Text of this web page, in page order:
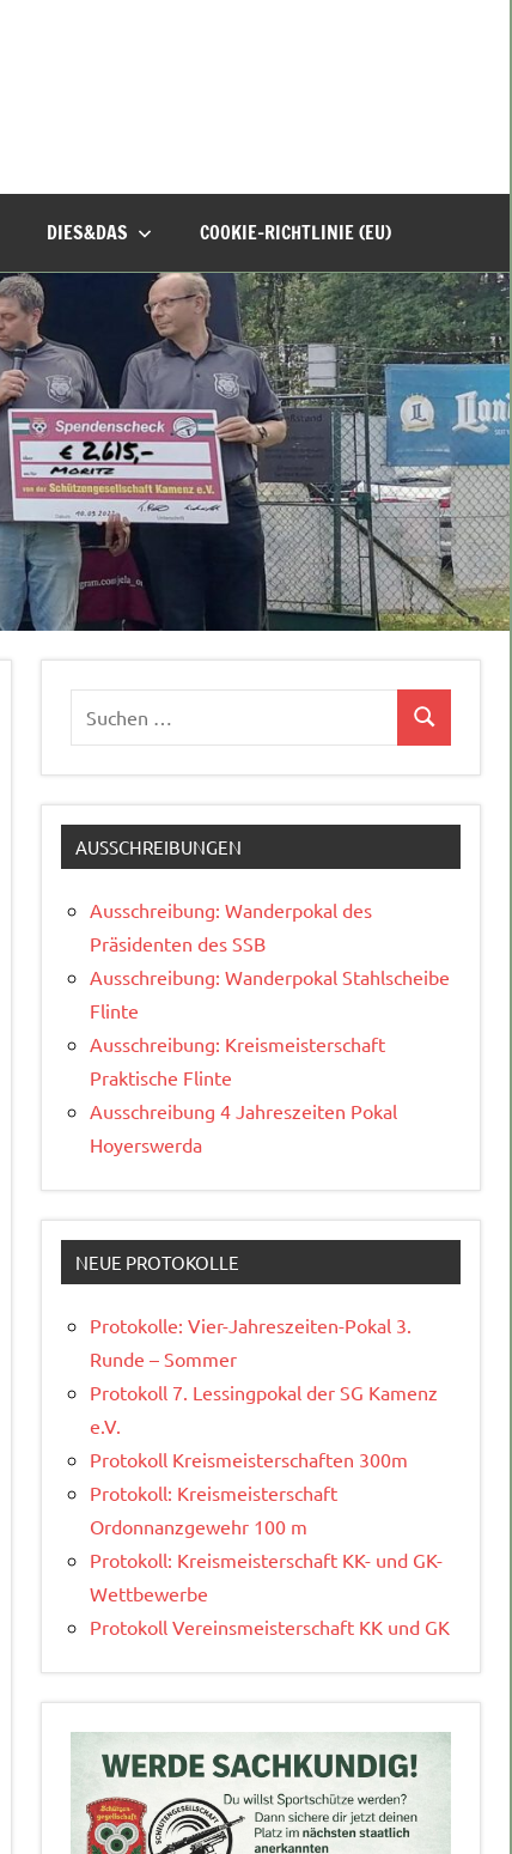
DIES&DAS COOKIE-RICHTLINIE (EU)
Suchen
nach:
Suchen
AUSSCHREIBUNGEN
Ausschreibung: Wanderpokal des
Präsidenten des SSB
Ausschreibung: Wanderpokal Stahlscheibe
Flinte
Ausschreibung: Kreismeisterschaft
Praktische Flinte
Ausschreibung 4 Jahreszeiten Pokal
Hoyerswerda
NEUE PROTOKOLLE
Protokolle: Vier-Jahreszeiten-Pokal 3.
Runde – Sommer
Protokoll 7. Lessingpokal der SG Kamenz
e.V.
Protokoll Kreismeisterschaften 300m
Protokoll: Kreismeisterschaft
Ordonnanzgewehr 100 m
Protokoll: Kreismeisterschaft KK- und GK-
Wettbewerbe
Protokoll Vereinsmeisterschaft KK und GK